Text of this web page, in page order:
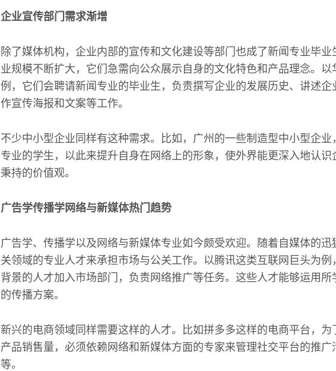
企业宣传部门需求渐增
除了媒体机构，企业内部的宣传和文化建设等部门也成了新闻专业毕
业规模不断扩大，它们急需向公众展示自身的文化特色和产品理念。以
例，它们会聘请新闻专业的毕业生，负责撰写企业的发展历史、讲述企
作宣传海报和文案等工作。
不少中小型企业同样有这种需求。比如，广州的一些制造型中小型企业
专业的学生，以此来提升自身在网络上的形象，使外界能更深入地认
秉持的价值观。
广告学传播学网络与新媒体热门趋势
广告学、传播学以及网络与新媒体专业如今颇受欢迎。随着自媒体的迅
关领域的专业人才来承担市场与公关工作。以腾讯这类互联网巨头为例
背景的人才加入市场部门，负责网络推广等任务。这些人才能够运用
的传播方案。
新兴的电商领域同样需要这样的人才。比如拼多多这样的电商平台，为
产品销售量，必须依赖网络和新媒体方面的专家来管理社交平台的推
等。